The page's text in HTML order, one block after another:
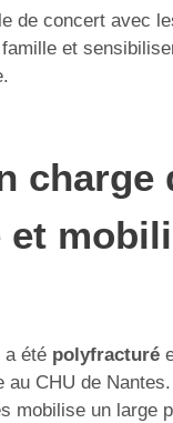
de concert avec
et
charge
et
a été polyfracturé
au CHU de
mobilise un large